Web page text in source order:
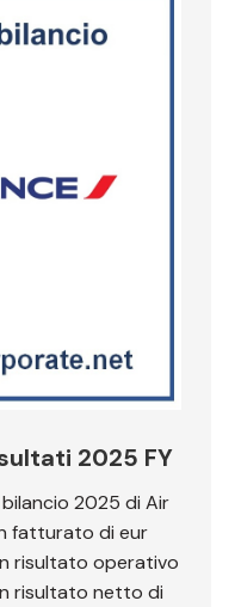
2025 FY
2025 di Air
fatturato di eur
risultato operativo
risultato netto di